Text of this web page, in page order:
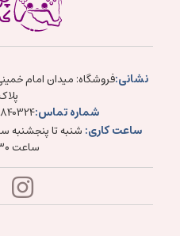
نشانی:فروشگاه: میدان امام
شماره تماس:
ساعت کاری:
ساعت ۱۰:۳۰ تا ۲۰